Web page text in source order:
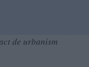
de urbanism